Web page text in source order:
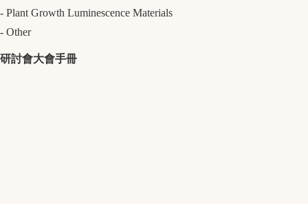
- Plant Growth Luminescence Materials
- Other
研討會大會手冊